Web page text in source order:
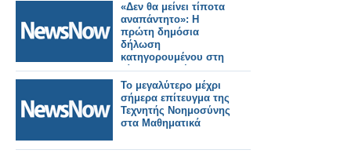
«Δεν θα μείνει τίποτα
αναπάντητο»: Η
πρώτη δημόσια
δήλωση
κατηγορουμένου στη
δίκη για τα Τέμπη .
Το μεγαλύτερο μέχρι
σήμερα επίτευγμα της
Τεχνητής Νοημοσύνης
στα Μαθηματικά